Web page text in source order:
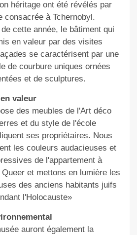
héritage ont été révélés par
consacrée à Tchernobyl.
de cette année, le bâtiment qui
en valeur par des visites
se caractérisent par une
de courbure uniques ornées
et de sculptures.
valeur
des meubles de l'Art déco
et du style de l'école
ses propriétaires. Nous
les couleurs audacieuses et
de l'appartement à
Queer et mettons en lumière les
des anciens habitants juifs
l'Holocauste»
auront également la